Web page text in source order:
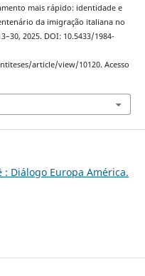
mais rápido: identidade e
da imigração italiana no
2025. DOI: 10.5433/1984-
article/view/10120. Acesso
Diálogo Europa América.